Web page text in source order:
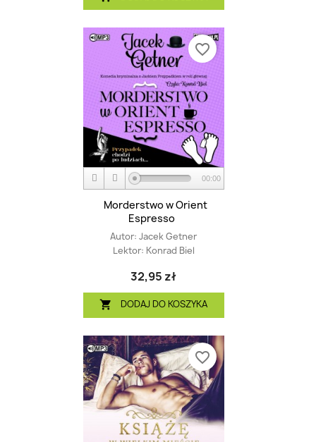
00:00
Morderstwo w Orient
Espresso
Autor: Jacek Getner
Lektor: Konrad Biel
32,95 zł
 DODAJ DO KOSZYKA
favorite_border
favorite_border